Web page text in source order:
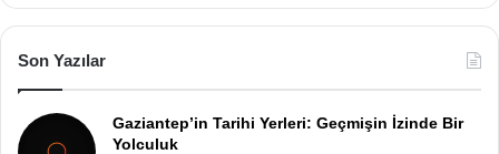
Son Yazılar
Gaziantep’in Tarihi Yerleri: Geçmişin İzinde Bir
Yolculuk